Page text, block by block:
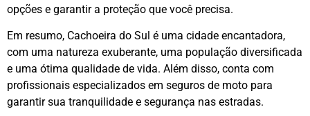
opções e garantir a proteção que você precisa.
Em resumo, Cachoeira do Sul é uma cidade encantadora,
com uma natureza exuberante, uma população diversificada
e uma ótima qualidade de vida. Além disso, conta com
profissionais especializados em seguros de moto para
garantir sua tranquilidade e segurança nas estradas.